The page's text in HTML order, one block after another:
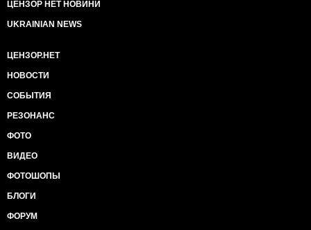
ЦЕНЗОР НЕТ НОВИНИ
UKRAINIAN NEWS
ЦЕНЗОР.НЕТ
НОВОСТИ
СОБЫТИЯ
РЕЗОНАНС
ФОТО
ВИДЕО
ФОТОШОПЫ
БЛОГИ
ФОРУМ